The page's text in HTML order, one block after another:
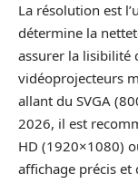
La résolution est
détermine la
assurer la lisibilité
vidéoprojecteurs
allant du SVGA
2026, il est
HD (1920×1080)
affichage précis et